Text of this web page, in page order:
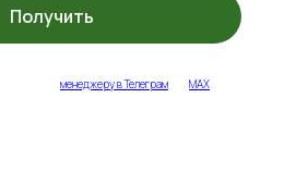
Получить
менеджеру в Телеграм MAX